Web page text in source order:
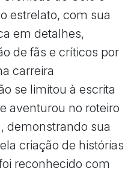
estrelato, com sua
em detalhes,
de fãs e críticos por
carreira
se limitou à escrita
aventurou no roteiro
demonstrando sua
criação de histórias
reconhecido com